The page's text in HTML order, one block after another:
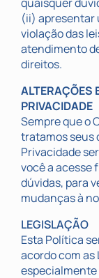
(ii) apresentar
violação das
atendimento
direitos.
ALTERAÇÕES
PRIVACIDADE
Sempre que o
tratamos seus
Privacidade
você a acesse
dúvidas, para
mudanças à
LEGISLAÇÃO
Esta Política
acordo com as
especialmente